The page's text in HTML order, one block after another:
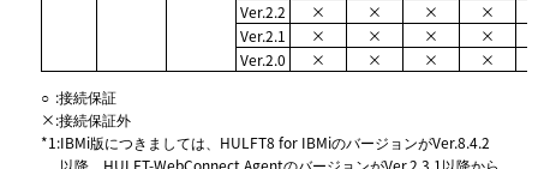
Ver.2.2
× × × ×
Ver.2.1
× × × ×
Ver.2.0
× × × ×
○ :接続保証
×:接続保証外
*1:IBMi版につきましては、HULFT8 for IBMiのバージョンがVer.8.4.2